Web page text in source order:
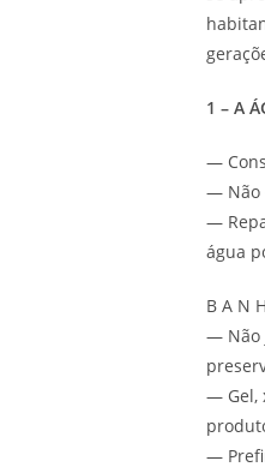
1 – A
—
— Não
—
água
B A N
— Não
— Gel,
—